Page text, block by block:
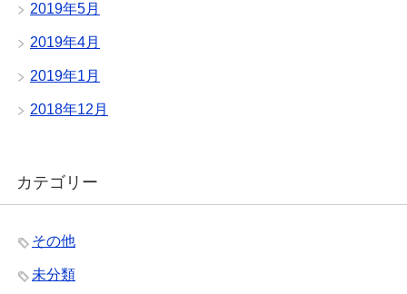
2019年5月
2019年4月
2019年1月
2018年12月
カテゴリー
その他
未分類